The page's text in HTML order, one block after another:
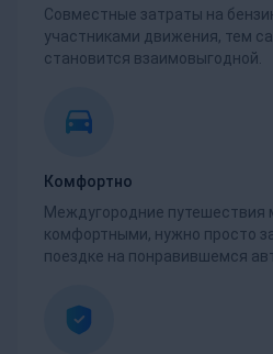
Совместные затраты на
участниками движения, тем
становится взаимовыгодной.
Комфортно
Междугородние путешествия
комфортными, нужно просто
поездке на понравившемся